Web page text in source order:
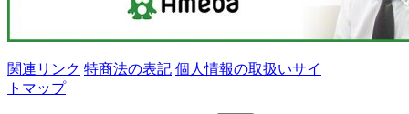
関連リンク 特商法の表記 個人情報の取扱いサイ
トマップ